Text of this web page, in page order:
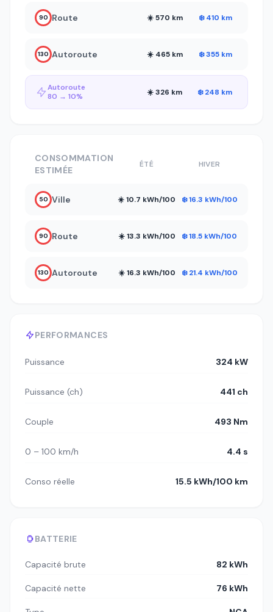
90 Route ☀️ 570 km ❄️ 410 km
130 Autoroute ☀️ 465 km ❄️ 355 km
Autoroute
80 → 10%
☀️ 326 km ❄️ 248 km
PERFORMANCES
Puissance 324 kW
Puissance (ch) 441 ch
Couple 493 Nm
0 – 100 km/h 4.4 s
Conso réelle 15.5 kWh/100 km
BATTERIE
Capacité brute 82 kWh
Capacité nette 76 kWh
CONSOMMATION
ESTIMÉE
ÉTÉ HIVER
50 Ville ☀️ 10.7 kWh/100 ❄️ 16.3 kWh/100
90 Route ☀️ 13.3 kWh/100 ❄️ 18.5 kWh/100
130 Autoroute ☀️ 16.3 kWh/100 ❄️ 21.4 kWh/100